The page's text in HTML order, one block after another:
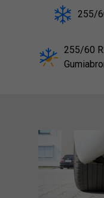
255/
255/60